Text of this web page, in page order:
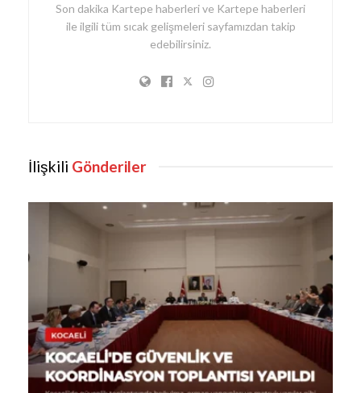
Son dakika Kartepe haberleri ve Kartepe haberleri
ile ilgili tüm sıcak gelişmeleri sayfamızdan takip
edebilirsiniz.
İlişkili Gönderiler